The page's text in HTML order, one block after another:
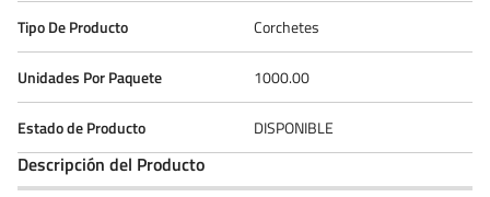
Tipo De Producto Corchetes
Unidades Por Paquete 1000.00
Estado de Producto DISPONIBLE
Descripción del Producto